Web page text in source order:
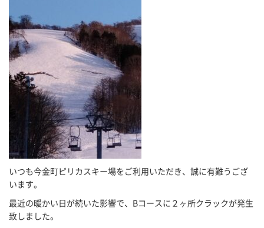
いつも今金町ピリカスキー場をご利用いただき、誠に有難うござ
います。
最近の暖かい日が続いた影響で、Bコースに２ヶ所クラックが発生
致しました。